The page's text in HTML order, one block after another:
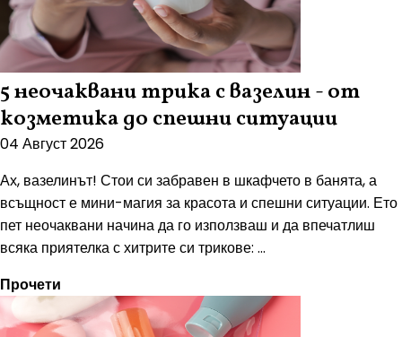
5 неочаквани трика с вазелин - от
козметика до спешни ситуации
04 Август 2026
Ах, вазелинът! Стои си забравен в шкафчето в банята, а
всъщност е мини-магия за красота и спешни ситуации. Ето
пет неочаквани начина да го използваш и да впечатлиш
всяка приятелка с хитрите си трикове: ...
Прочети